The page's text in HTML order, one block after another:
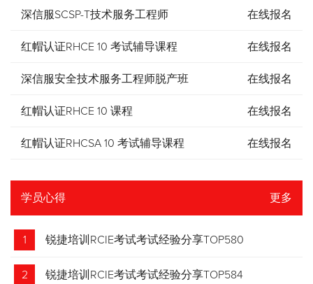
深信服SCSP-T技术服务工程师 在线报名
红帽认证RHCE 10 考试辅导课程 在线报名
深信服安全技术服务工程师脱产班 在线报名
红帽认证RHCE 10 课程 在线报名
红帽认证RHCSA 10 考试辅导课程 在线报名
学员心得 更多
1 锐捷培训RCIE考试考试经验分享TOP580
2 锐捷培训RCIE考试考试经验分享TOP584